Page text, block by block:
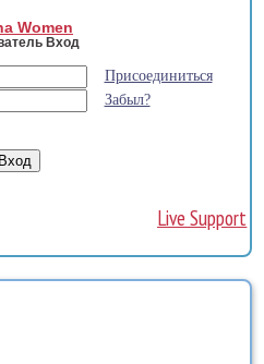
Women
Вход
Присоединиться
Забыл?
Live Support